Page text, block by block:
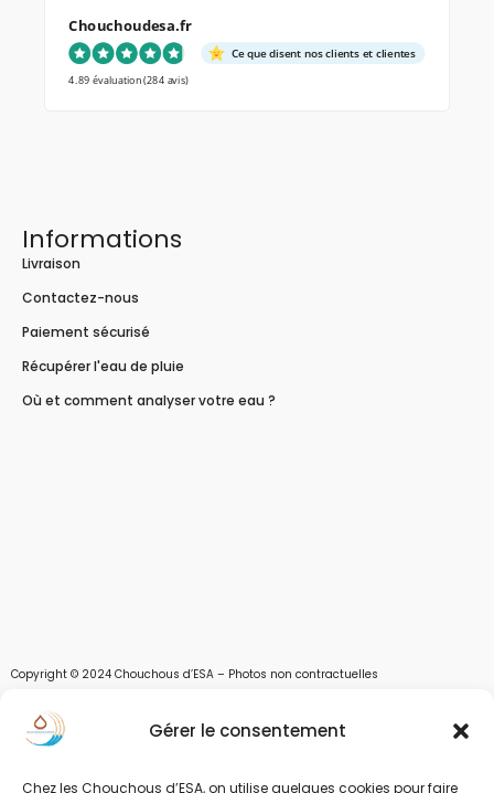
Gérer le consentement
Chez les Chouchous d’ESA, on utilise quelques cookies pour faire
Chouchoudesa.fr
Ce que disent nos clients et clientes
4.89 évaluation(284 avis)
Informations
Livraison
Contactez-nous
Paiement sécurisé
Récupérer l'eau de pluie
Où et comment analyser votre eau ?
Copyright © 2024 Chouchous d’ESA – Photos non contractuelles
Les chouchous d’Esa vous apportent toutes les solutions pour récupérer l’eau de
pluie, et des moyens pour stocker, filtrer, traiter et potabiliser l’eau d’un forage,
Soleil et Air nous proposons également des équipements pour décontaminer de